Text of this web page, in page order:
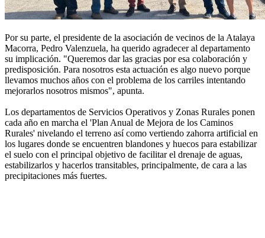
Por su parte, el presidente de la asociación de vecinos de la Atalaya
Macorra, Pedro Valenzuela, ha querido agradecer al departamento
su implicación. "Queremos dar las gracias por esa colaboración y
predisposición. Para nosotros esta actuación es algo nuevo porque
llevamos muchos años con el problema de los carriles intentando
mejorarlos nosotros mismos", apunta.
Los departamentos de Servicios Operativos y Zonas Rurales ponen
cada año en marcha el 'Plan Anual de Mejora de los Caminos
Rurales' nivelando el terreno así como vertiendo zahorra artificial en
los lugares donde se encuentren blandones y huecos para estabilizar
el suelo con el principal objetivo de facilitar el drenaje de aguas,
estabilizarlos y hacerlos transitables, principalmente, de cara a las
precipitaciones más fuertes.